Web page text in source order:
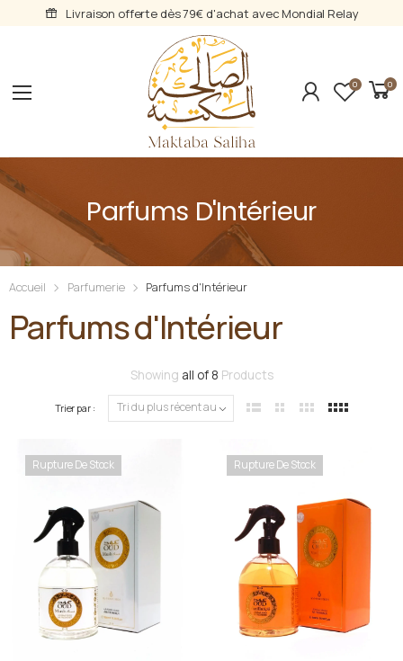
Livraison offerte dès 79€ d'achat avec Mondial Relay
0 0
Parfums D'Intérieur
Accueil Parfumerie Parfums d'Intérieur
Parfums d'Intérieur
Showing all of 8 ProductsTrié
au
ancien
Trier par :
Rupture De Stock Rupture De Stock